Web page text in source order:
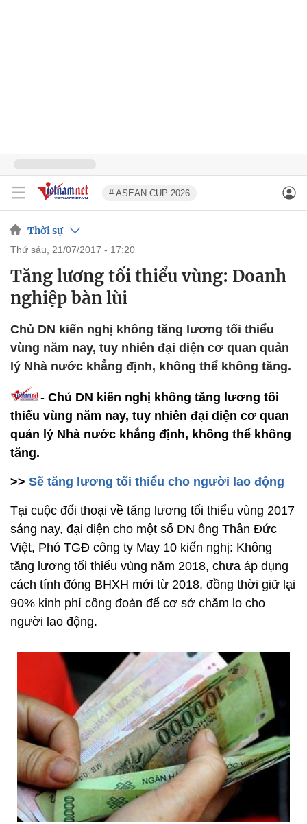
# ASEAN CUP 2026
Thời sự
thứ sáu, 21/07/2017 - 17:20
Tăng lương tối thiểu vùng: Doanh
nghiệp bàn lùi
Chủ DN kiến nghị không tăng lương tối thiểu
vùng năm nay, tuy nhiên đại diện cơ quan quản
lý Nhà nước khẳng định, không thể không tăng.
- Chủ DN kiến nghị không tăng lương tối
thiểu vùng năm nay, tuy nhiên đại diện cơ quan
quản lý Nhà nước khẳng định, không thể không
tăng.
>> Sẽ tăng lương tối thiểu cho người lao động
Tại cuộc đối thoại về tăng lương tối thiểu vùng 2017
sáng nay, đại diện cho một số DN ông Thân Đức
Việt, Phó TGĐ công ty May 10 kiến nghị: Không
tăng lương tối thiểu vùng năm 2018, chưa áp dụng
cách tính đóng BHXH mới từ 2018, đồng thời giữ lại
90% kinh phí công đoàn để cơ sở chăm lo cho
người lao động.